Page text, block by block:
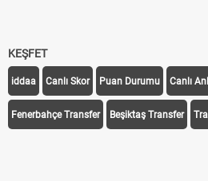
KEŞFET
iddaa Canlı Skor Puan Durumu Canlı
Fenerbahçe Transfer Beşiktaş Transfer